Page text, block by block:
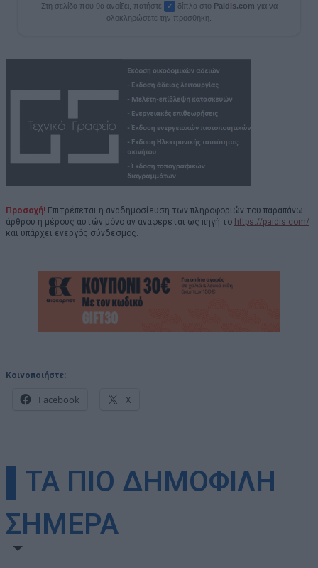
Στη σελίδα που θα ανοίξει, πατήστε ✓ δίπλα στο Paidis.com για να
ολοκληρώσετε την προσθήκη.
Προσοχή! Επιτρέπεται η αναδημοσίευση των πληροφοριών του παραπάνω
άρθρου ή μέρους αυτών μόνο αν αναφέρεται ως πηγή το https://paidis.com/
και υπάρχει ενεργός σύνδεσμος.
Κοινοποιήστε:
Facebook X
▌ΤΑ ΠΙΟ ΔΗΜΟΦΙΛΗ
ΣΗΜΕΡΑ